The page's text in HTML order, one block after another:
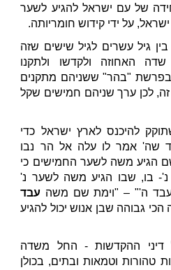
של עם ישראל להגיע לשער
על ידי קידוש חומריותה.
גיל עשרים לגיל שישים שזה
האחוזה ולקדשו ולתקנו
בפרשת "בהר" ששניהם מתקנים
לכן ערך שניהם חמישים שקל
להיכנס לארץ ישראל כדי
שה' אמר לו עלה אל הר נבו
הגיע משה לשער החמישים כי
בו, שבו הגיע משה לשער נ'
ה'" – "וימת שם משה עבד
גבוהה שבן אנוש יכול להגיע
ההקדשות - החל משדה
טהורות וטמאות ובתים, בכולן